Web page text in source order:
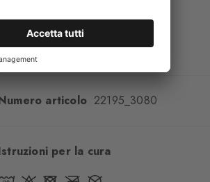
Normale
Casual
articolo 22195_3080
per la cura